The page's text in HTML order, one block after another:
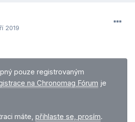
2019
pouze registrovaným
na Chronomag Fórum je
máte, přihlaste se, prosím.